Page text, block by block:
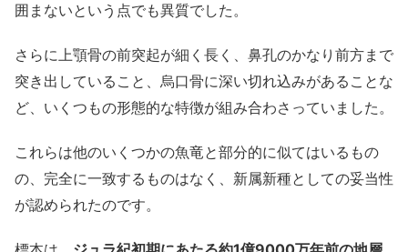
囲まないという点でも異質でした。
さらに上顎骨の前突起が細く長く、鼻孔のかなり前方まで
突き出していること、烏口骨に深い切れ込みがあることな
ど、いくつもの形態的な特徴が組み合わさっていました。
これらは他のいくつかの魚竜と部分的に似てはいるもの
の、完全に一致するものはなく、新属新種としての妥当性
が認められたのです。